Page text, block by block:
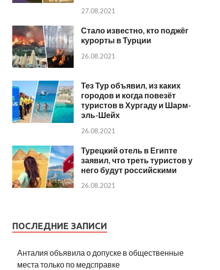
27.08.2021
Стало известно, кто поджёг
курорты в Турции
26.08.2021
Тез Тур объявил, из каких
городов и когда повезёт
туристов в Хургаду и Шарм-
эль-Шейх
26.08.2021
Турецкий отель в Египте
заявил, что треть туристов у
него будут российскими
26.08.2021
ПОСЛЕДНИЕ ЗАПИСИ
Анталия объявила о допуске в общественные
места только по медсправке